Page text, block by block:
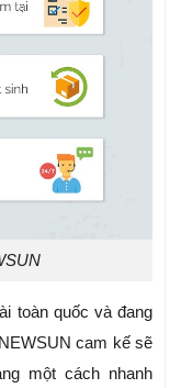
toàn quốc và đang
cam kế sẽ
một cách nhanh